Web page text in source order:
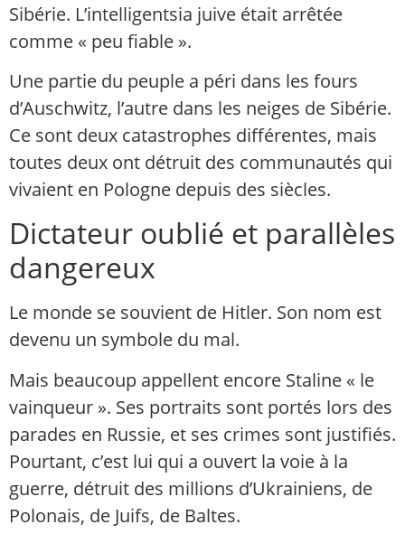
Sibérie. L’intelligentsia juive était arrêtée
comme « peu fiable ».
Une partie du peuple a péri dans les fours
d’Auschwitz, l’autre dans les neiges de Sibérie.
Ce sont deux catastrophes différentes, mais
toutes deux ont détruit des communautés qui
vivaient en Pologne depuis des siècles.
Dictateur oublié et parallèles
dangereux
Le monde se souvient de Hitler. Son nom est
devenu un symbole du mal.
Mais beaucoup appellent encore Staline « le
vainqueur ». Ses portraits sont portés lors des
parades en Russie, et ses crimes sont justifiés.
Pourtant, c’est lui qui a ouvert la voie à la
guerre, détruit des millions d’Ukrainiens, de
Polonais, de Juifs, de Baltes.